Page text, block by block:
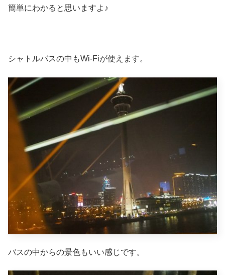
簡単にわかると思いますよ♪
シャトルバスの中もWi-Fiが使えます。
バスの中からの景色もいい感じです。